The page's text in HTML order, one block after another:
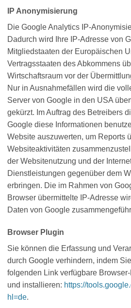
IP Anonymisierung
Die Google Analytics IP-
Dadurch wird Ihre IP-Adresse von
Mitgliedstaaten der Europäischen
Vertragsstaaten des Abkommens
Wirtschaftsraum vor der
Nur in Ausnahmefällen wird die
Server von Google in den USA
gekürzt. Im Auftrag des Betreibers
Google diese Informationen
Website auszuwerten, um Reports
Websiteaktivitäten
der Websitenutzung und der
Dienstleistungen gegenüber dem
erbringen. Die im Rahmen von
Browser übermittelte IP-Adresse
Daten von Google
Browser Plugin
Sie können die Erfassung und
durch Google verhindern, indem
folgenden Link verfügbare
und installieren: https://
hl=de.